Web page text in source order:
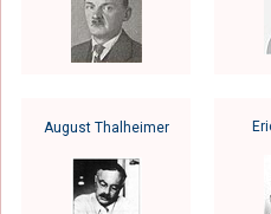
August Thalheimer